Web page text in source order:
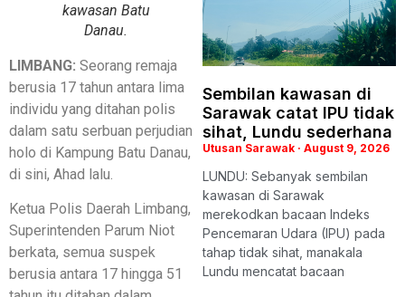
kawasan Batu
Danau.
LIMBANG: Seorang remaja
berusia 17 tahun antara lima
individu yang ditahan polis
dalam satu serbuan perjudian
holo di Kampung Batu Danau,
di sini, Ahad lalu.
Ketua Polis Daerah Limbang,
Superintenden Parum Niot
berkata, semua suspek
berusia antara 17 hingga 51
Sembilan kawasan di
Sarawak catat IPU tidak
sihat, Lundu sederhana
Utusan Sarawak August 9, 2026
LUNDU: Sebanyak sembilan
kawasan di Sarawak
merekodkan bacaan Indeks
Pencemaran Udara (IPU) pada
tahap tidak sihat, manakala
Lundu mencatat bacaan